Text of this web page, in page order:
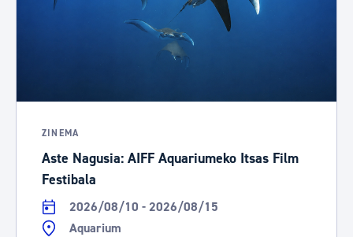
ZINEMA
Aste Nagusia: AIFF Aquariumeko Itsas Film
Festibala
2026/08/10 - 2026/08/15
Aquarium